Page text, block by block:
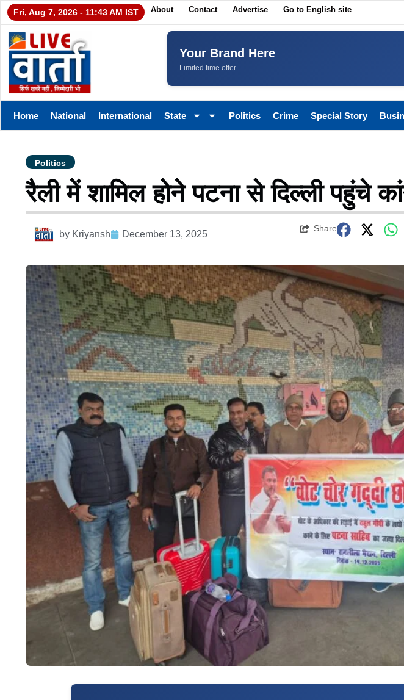
Fri, Aug 7, 2026 - 11:43 AM IST About Contact Advertise Go to English site
Your Brand Here
Limited time offer
Home National International State Politics Crime Special Story
Politics
रैली में शामिल होने पटना से दिल्ली पहुंचे
by Kriyansh December 13, 2025
Share